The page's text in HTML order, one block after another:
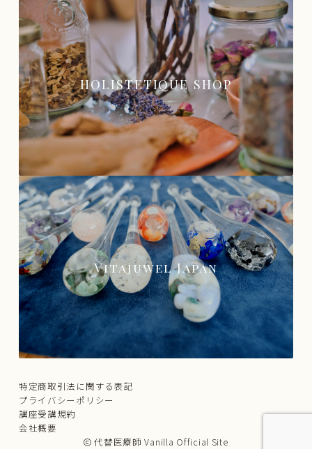
HOLISTETIQUE SHOP
Vitajuwel Japan
特定商取引法に関する表記
プライバシーポリシー
講座受講規約
会社概要
代替医療師 Vanilla Official Site